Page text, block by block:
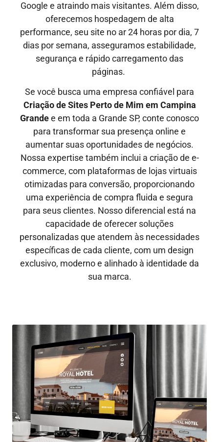
Google e atraindo mais visitantes. Além disso,
oferecemos hospedagem de alta
performance, seu site no ar24 horas por dia, 7
dias por semana, asseguramos estabilidade,
segurança e rápido carregamento das
páginas.
Se você busca uma empresa confiável para
Criação de Sites Perto de Mim em Campina
Grandee em toda a Grande SP, conte conosco
para transformar sua presença online e
aumentar suas oportunidades de negócios.
Nossa expertise também inclui a criação de e-
commerce, com plataformas de lojas virtuais
otimizadas para conversão, proporcionando
uma experiência de compra fluida e segura
para seus clientes. Nosso diferencial está na
capacidade de oferecer soluções
personalizadas que atendem às necessidades
específicas de cada cliente, com um design
exclusivo, moderno e alinhado à identidade da
sua marca.